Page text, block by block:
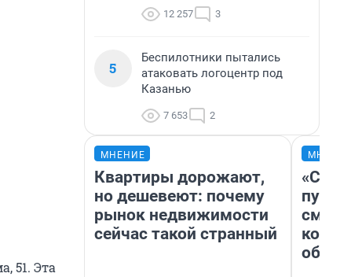
51. Эта
12 257 3
5
Беспилотники пытались
атаковать логоцентр под
Казанью
7 653 2
МНЕНИЕ
Квартиры дорожают,
но дешевеют: почему
рынок недвижимости
сейчас такой странный